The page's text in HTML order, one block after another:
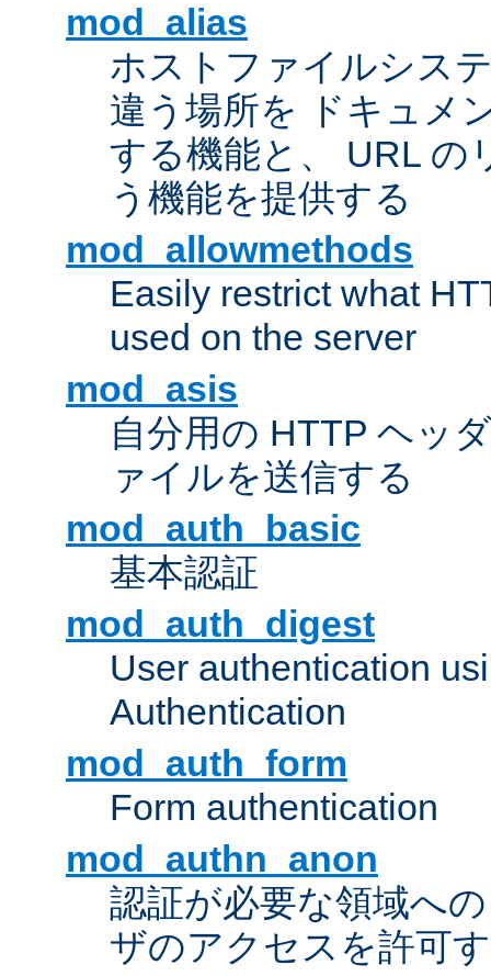
mod_alias
ホストファイルシス
違う場所を ドキュメ
する機能と、 URL の
う機能を提供する
mod_allowmethods
Easily restrict what
used on the server
mod_asis
自分用の HTTP ヘッ
ァイルを送信する
mod_auth_basic
基本認証
mod_auth_digest
User authentication
Authentication
mod_auth_form
Form authentication
mod_authn_anon
認証が必要な領域へ
ザのアクセスを許可